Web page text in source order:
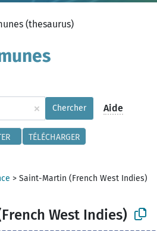
(thesaurus)
× Chercher Aide
TÉLÉCHARGER
>Saint-Martin (French West Indies)
West Indies)